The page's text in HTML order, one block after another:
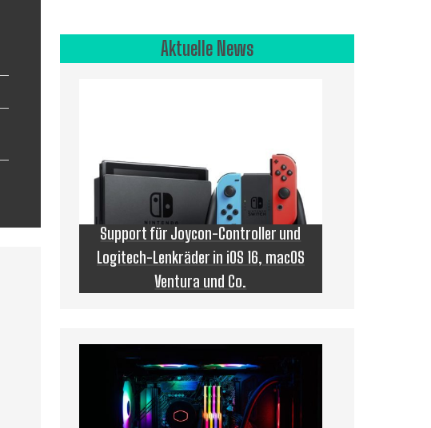
Aktuelle News
Support für Joycon-Controller und
Logitech-Lenkräder in iOS 16, macOS
Ventura und Co.